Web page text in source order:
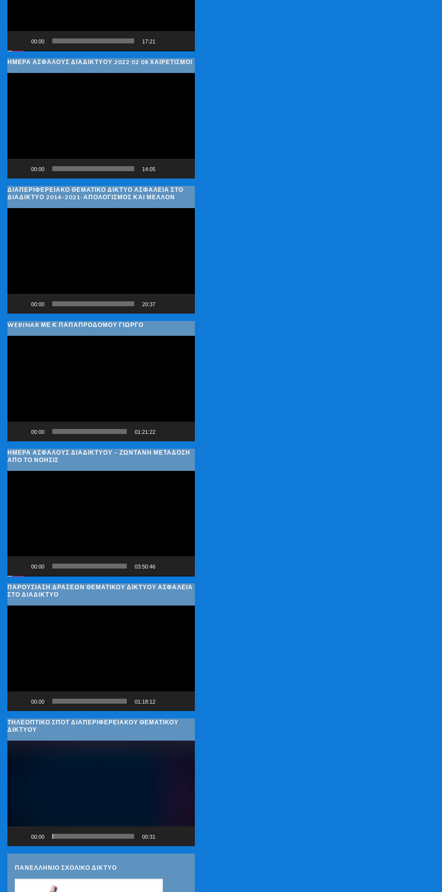
00:00 17:21
ΗΜΈΡΑ ΑΣΦΑΛΟΎΣ ΔΙΑΔΙΚΤΎΟΥ 2022 02 08 ΧΑΙΡΕΤΙΣΜΟΊ
00:00 14:05
ΔΙΑΠΕΡΙΦΕΡΕΙΑΚΌ ΘΕΜΑΤΙΚΌ ΔΊΚΤΥΟ ΑΣΦΆΛΕΙΑ ΣΤΟ
ΔΙΑΔΊΚΤΥΟ 2014-2021-ΑΠΟΛΟΓΙΣΜΌΣ ΚΑΙ ΜΈΛΛΟΝ
00:00 20:37
WEBINAR ΜΕ Κ ΠΑΠΑΠΡΟΔΌΜΟΥ ΓΙΏΡΓΟ
00:00 01:21:22
ΗΜΈΡΑ ΑΣΦΑΛΟΎΣ ΔΙΑΔΙΚΤΎΟΥ – ΖΩΝΤΑΝΉ ΜΕΤΆΔΟΣΗ
ΑΠΌ ΤΟ ΝΟΗΣΙΣ
00:00 03:50:46
ΠΑΡΟΥΣΊΑΣΗ ΔΡΆΣΕΩΝ ΘΕΜΑΤΙΚΟΎ ΔΙΚΤΎΟΥ ΑΣΦΆΛΕΙΑ
ΣΤΟ ΔΙΑΔΊΚΤΥΟ
00:00 01:18:12
ΤΗΛΕΟΠΤΙΚΟ ΣΠΟΤ ΔΙΑΠΕΡΙΦΕΡΕΙΑΚΟΥ ΘΕΜΑΤΙΚΟΥ
ΔΙΚΤΥΟΥ
00:00 00:31
ΠΑΝΕΛΛΗΝΙΟ ΣΧΟΛΙΚΟ ΔΙΚΤΥΟ